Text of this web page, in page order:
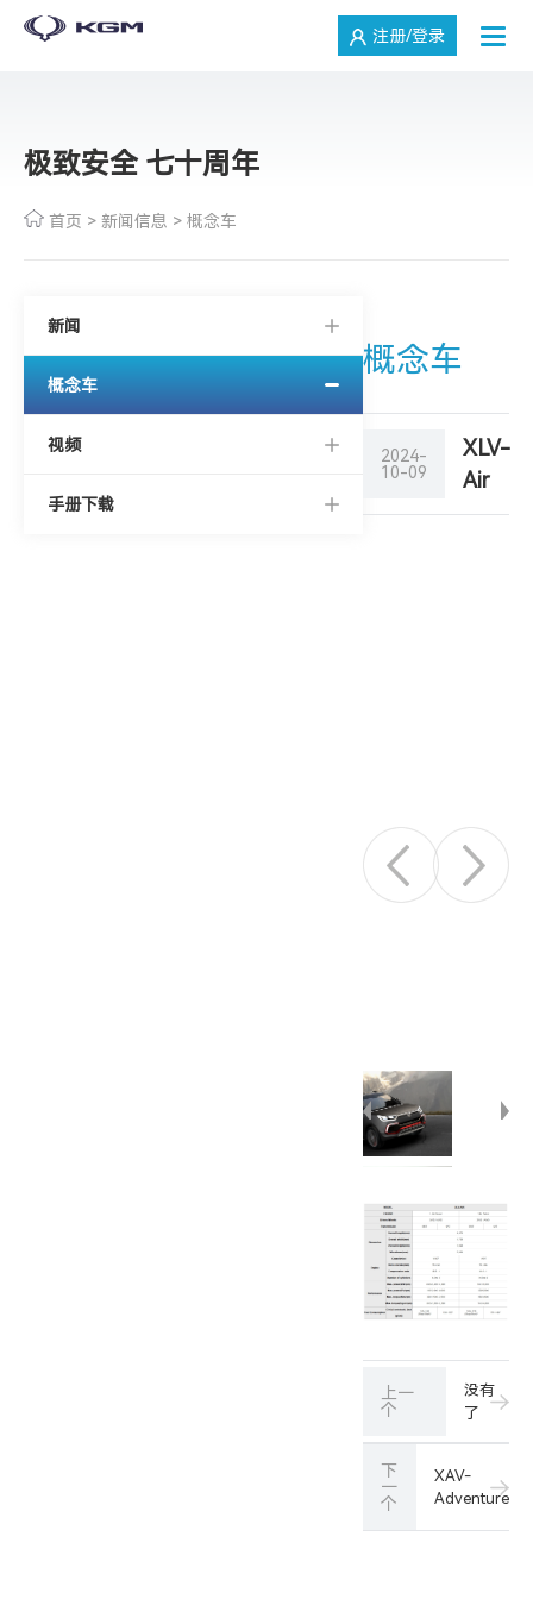
注册/登录
极致安全 七十周年
首页 > 新闻信息 > 概念车
新闻
概念车
视频
手册下载
概念车
2024-
10-09
XLV-
Air
上一
个
没有
了
下
一
个
XAV-
Adventure